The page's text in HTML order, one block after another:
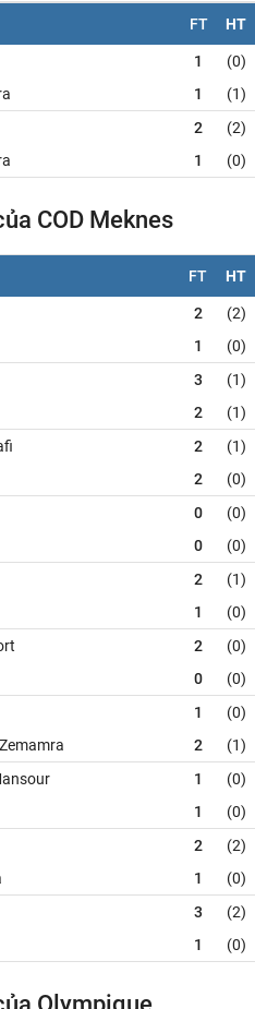
FT HT
1
(0)
1 (1)
2
(2)
1 (0)
COD Meknes
FT HT
2
(2)
1 (0)
3
(1)
2 (1)
2
(1)
2 (0)
0
(0)
0 (0)
2
(1)
1 (0)
2
(0)
0 (0)
1
(0)
2 (1)
1
(0)
1 (0)
2
(2)
1 (0)
3
(2)
1 (0)